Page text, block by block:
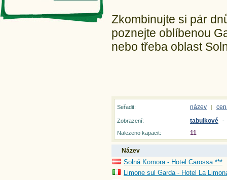
Zkombinujte si pár
poznejte oblíbenou
nebo třeba oblast
Seřadit: název |
Zobrazení: tabulkové
-
Nalezeno kapacit:
11
Název
Solná Komora - Hotel Carossa ***
Limone sul Garda - Hotel La